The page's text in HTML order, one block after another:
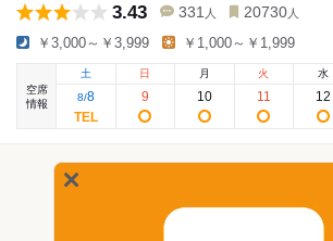
3.43 331 人 20730 人
￥3,000～￥3,999 ￥1,000～￥1,999
空席
情報
土
8/8
日
9
月
10
火
11
水
12